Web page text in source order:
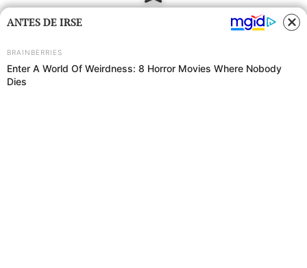
ANTES DE IRSE